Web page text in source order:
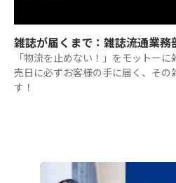
雑誌が届くまで：雑誌流通業務
「物流を止めない！」をモットー
売日に必ずお客様の手に届く、その
す！